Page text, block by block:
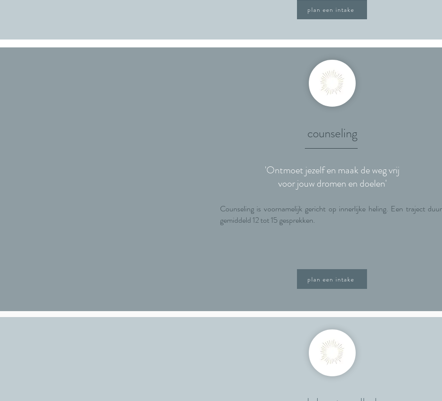
plan een intake
counseling
'Ontmoet jezelf en maak de weg vrij
voor jouw dromen en doelen'
Counseling is voornamelijk gericht op innerlijke heling. Een traject
gemiddeld 12 tot 15 gesprekken.
plan een intake